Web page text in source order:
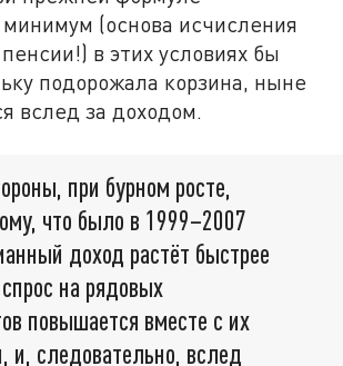
(основа исчисления
в этих условиях бы
подорожала корзина, ныне
вслед за доходом.
при бурном росте,
что было в 1999–2007
доход растёт быстрее
на рядовых
повышается вместе с их
и, следовательно, вслед